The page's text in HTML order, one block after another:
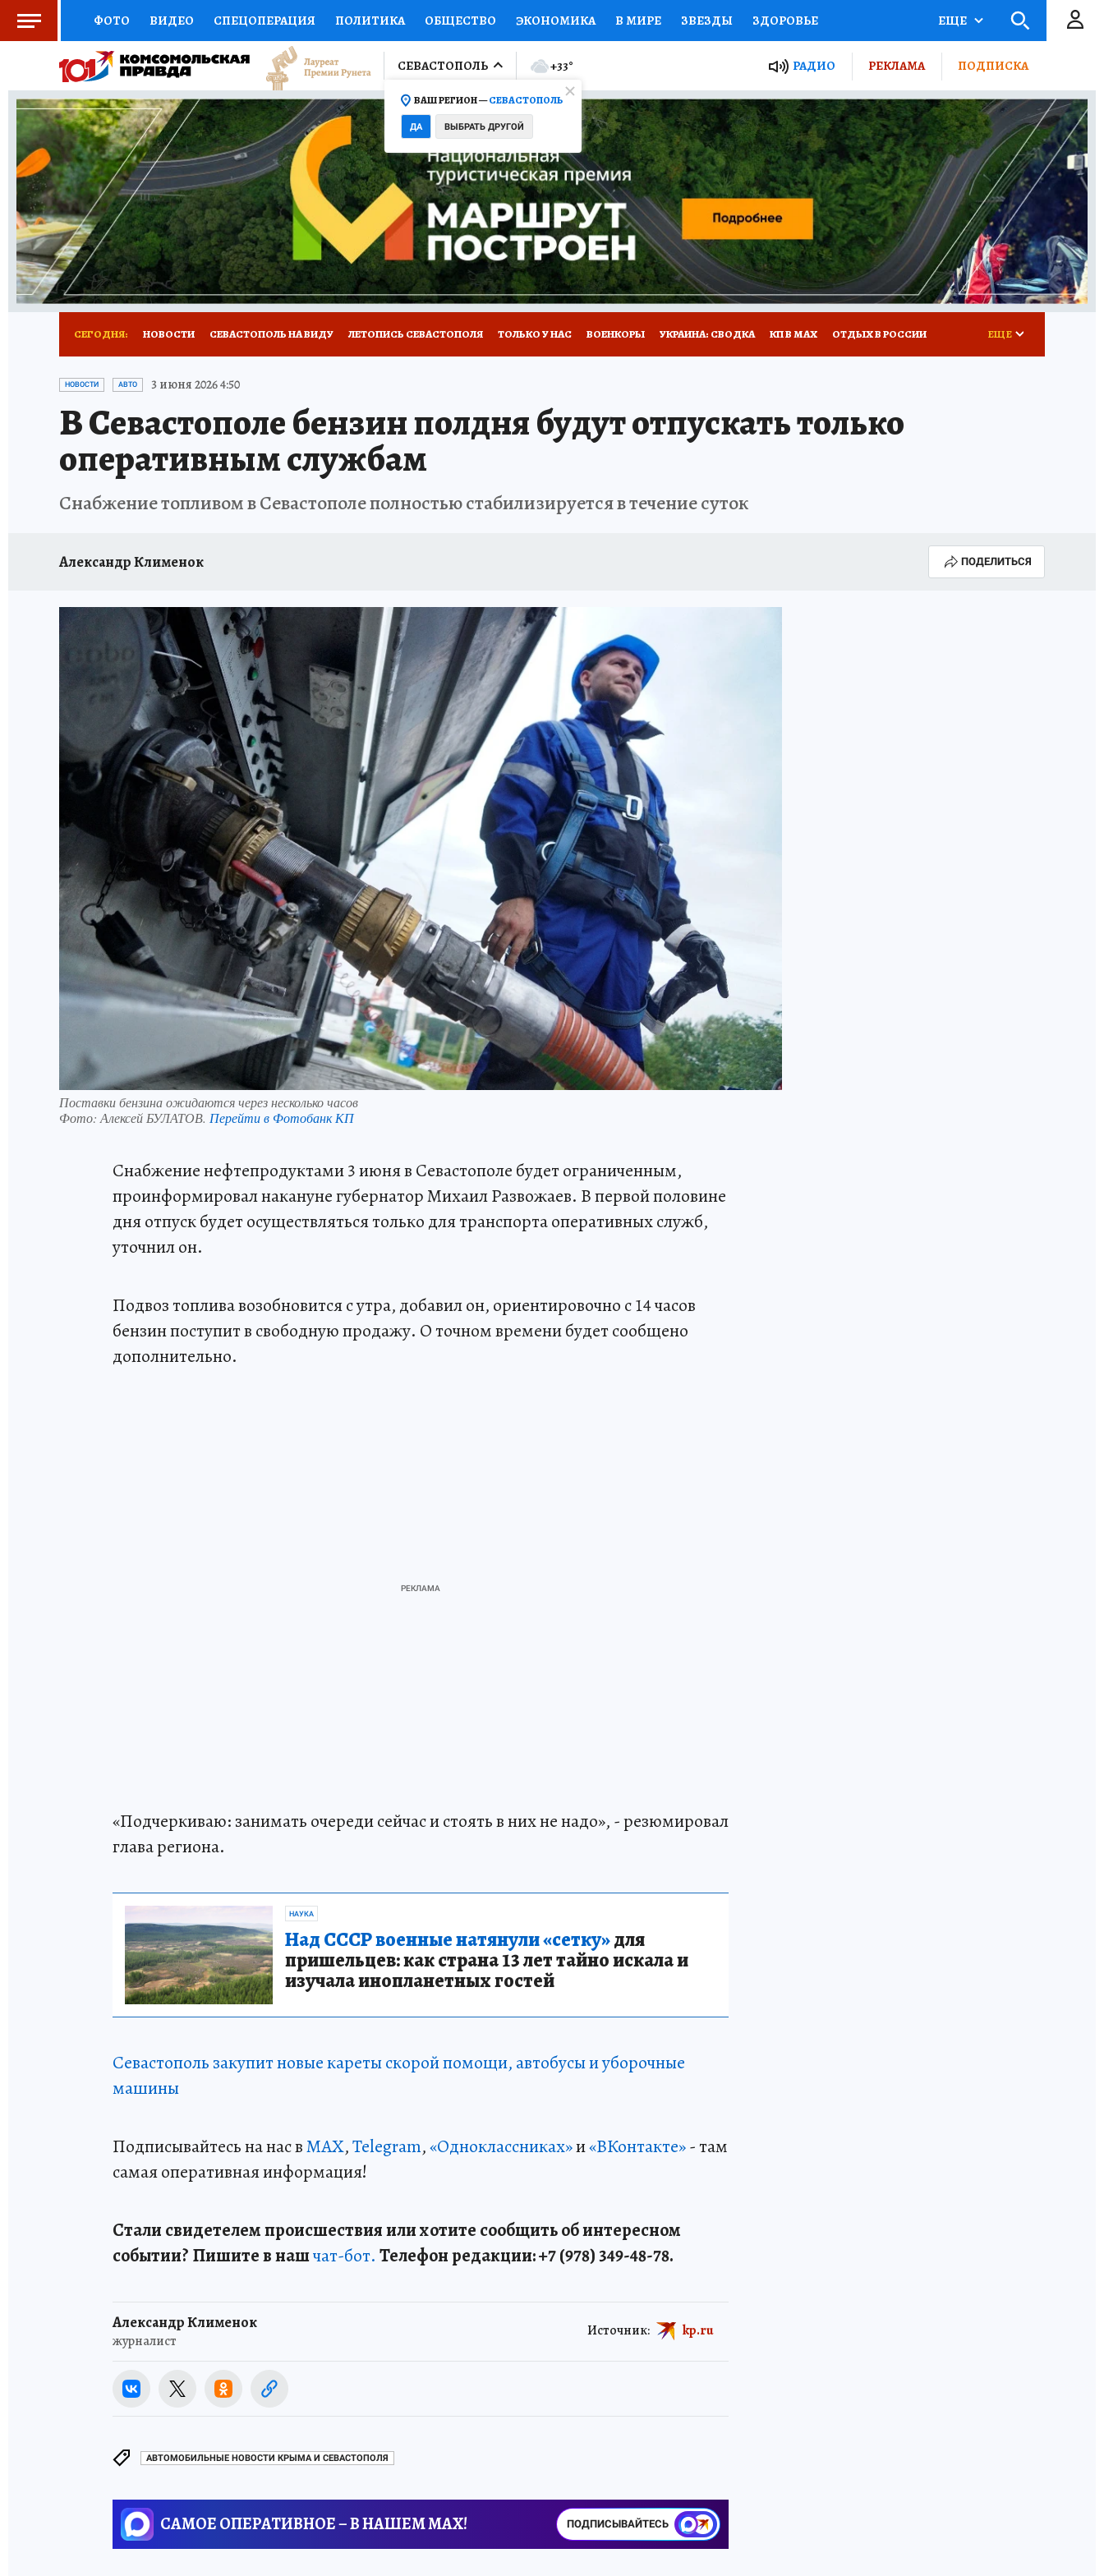
ФОТО ВИДЕО СПЕЦОПЕРАЦИЯ ПОЛИТИКА ОБЩЕСТВО ЭКОНОМИКА В МИРЕ ЗВЕЗДЫ ЗДОРОВЬЕ
СОЦПОДДЕРЖКА НАУКА СПОРТ КОЛУМНИСТЫ ПРОИСШЕСТВИЯ НАЦИОНАЛЬНЫЕ ПРОЕКТЫ РОССИИ
ВЫБОР ЭКСПЕРТОВ ДОКТОР ФИНАНСЫ ОТКРЫВАЕМ МИР Я ЗНАЮ СЕМЬЯ ЖЕНСКИЕ СЕКРЕТЫ ПУТЕВОДИТЕЛЬ
КНИЖНАЯ ПОЛКА ПРОГНОЗЫ НА СПОРТ ПРОМОКОДЫ СЕРИАЛЫ СПЕЦПРОЕКТЫ ДЕФИЦИТ ЖЕЛЕЗА ТУРИЗМ
ПРЕСС-ЦЕНТР НЕДВИЖИМОСТЬ ТЕЛЕВИЗОР КОЛЛЕКЦИИ КОНКУРСЫ РАБОТА У НАС ГИД ПОТРЕБИТЕЛЯ ВСЕ О КП
РАДИО КП РЕКЛАМА ТЕСТЫ НОВОЕ НА САЙТЕ
ЕЩЕ
СЕВАСТОПОЛЬ
ВАШ РЕГИОН —СЕВАСТОПОЛЬ
ДА ВЫБРАТЬ ДРУГОЙ
+33° РАДИО РЕКЛАМА ПОДПИСКА
СЕГОДНЯ: НОВОСТИ СЕВАСТОПОЛЬ НА ВИДУ ЛЕТОПИСЬ СЕВАСТОПОЛЯ ТОЛЬКО У НАС ВОЕНКОРЫ УКРАИНА: СВОДКА КП В МАХ ОТДЫХ В РОССИИ
ЗАПОВЕДНАЯ РОССИЯ
ЕЩЕ
НОВОСТИ АВТО 3 июня 2026 4:50
В Севастополе бензин полдня будут отпускать только
оперативным службам
Снабжение топливом в Севастополе полностью стабилизируется в течение суток
Александр Клименок ПОДЕЛИТЬСЯ
Поставки бензина ожидаются через несколько часов
Фото: Алексей БУЛАТОВ. Перейти в Фотобанк КП
Снабжение нефтепродуктами 3 июня в Севастополе будет ограниченным,
проинформировал накануне губернатор Михаил Развожаев. В первой половине
дня отпуск будет осуществляться только для транспорта оперативных служб,
уточнил он.
Подвоз топлива возобновится с утра, добавил он, ориентировочно с 14 часов
бензин поступит в свободную продажу. О точном времени будет сообщено
дополнительно.
«Подчеркиваю: занимать очереди сейчас и стоять в них не надо», - резюмировал
глава региона.
НАУКА
Над СССР военные натянули «сетку»для
пришельцев: как страна 13 лет тайно искала и
изучала инопланетных гостей
Севастополь закупит новые кареты скорой помощи, автобусы и уборочные
машины
Подписывайтесь на нас вMAX,Telegram,«Одноклассниках»и«ВКонтакте»- там
самая оперативная информация!
Стали свидетелем происшествия или хотите сообщить об интересном
событии? Пишите в нашчат-бот. Телефон редакции: +7 (978) 349-48-78.
Александр Клименок
журналист
Источник: kp.ru
АВТОМОБИЛЬНЫЕ НОВОСТИ КРЫМА И СЕВАСТОПОЛЯ
САМОЕ ОПЕРАТИВНОЕ – В НАШЕМ MAX! ПОДПИСЫВАЙТЕСЬ